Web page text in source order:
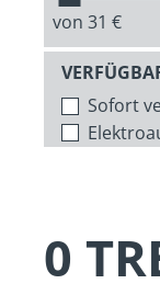
von 31 €
Sofort
0